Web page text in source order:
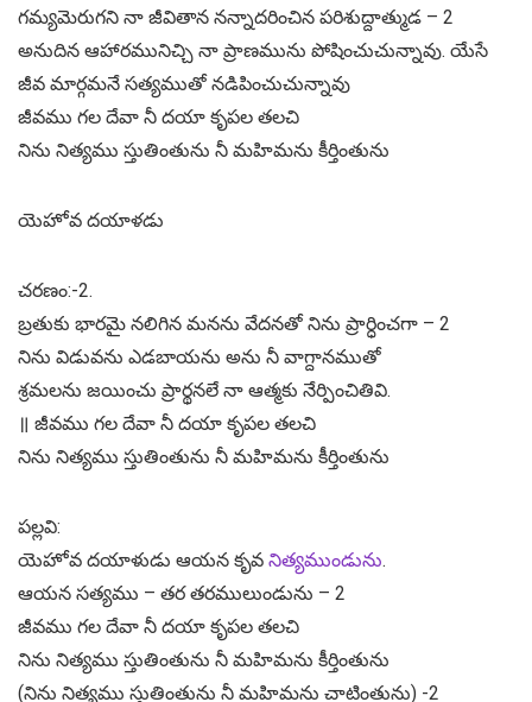
గమ్యమెరుగని నా జీవితాన నన్నాదరించిన పరిశుద్దాత్ముడ – 2
అనుదిన ఆహారమునిచ్చి నా ప్రాణమును పోషించుచున్నావు. యేసే
జీవ మార్గమనే సత్యముతో నడిపించుచున్నావు
జీవము గల దేవా నీ దయా కృపల తలచి
నిను నిత్యము స్తుతింతును నీ మహిమను కీర్తింతును
యెహోవ దయాళడు
చరణం:-2.
బ్రతుకు భారమై నలిగిన మనను వేదనతో నిను ప్రార్ధించగా – 2
నిను విడువను ఎడబాయను అను నీ వాగ్దానముతో
శ్రమలను జయించు ప్రార్థనలే నా ఆత్మకు నేర్పించితివి.
॥ జీవము గల దేవా నీ దయా కృపల తలచి
నిను నిత్యము స్తుతింతును నీ మహిమను కీర్తింతును
పల్లవి:
యెహోవ దయాళుడు ఆయన కృవ నిత్యముండును.
ఆయన సత్యము – తర తరములుండును – 2
జీవము గల దేవా నీ దయా కృపల తలచి
నిను నిత్యము స్తుతింతును నీ మహిమను కీర్తింతును
(నిను నిత్యము స్తుతింతును నీ మహిమను చాటింతును) -2